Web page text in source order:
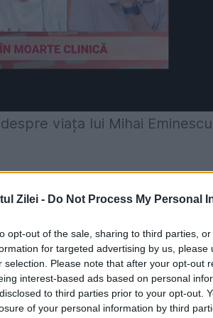
Zilei - Do Not Process My Personal
opt-out of the sale, sharing to third parties,
for targeted advertising by us,
selection. Please note that after your opt-out
interest-based ads based on personal
to third parties prior to your opt-out.
of your personal information by third
viața lui Mihai
Eminescu
totul, psihologul a
mult îl îndrăgește pe marele
eu, dar și cea în care
dacă am învățat. În